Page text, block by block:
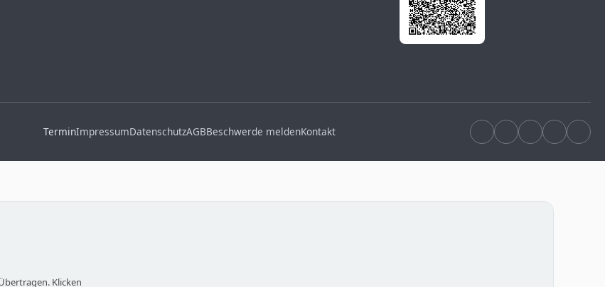
TerminImpressumDatenschutzAGBBeschwerde meldenKontakt
Klicken